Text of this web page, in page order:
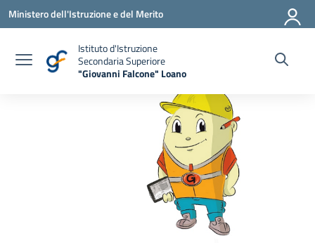
Vai ai contenuti
Vai al menu di navigazione
Vai al footer
Ministero dell'Istruzione e del Merito
Istituto d'Istruzione
Secondaria Superiore
"Giovanni Falcone" Loano